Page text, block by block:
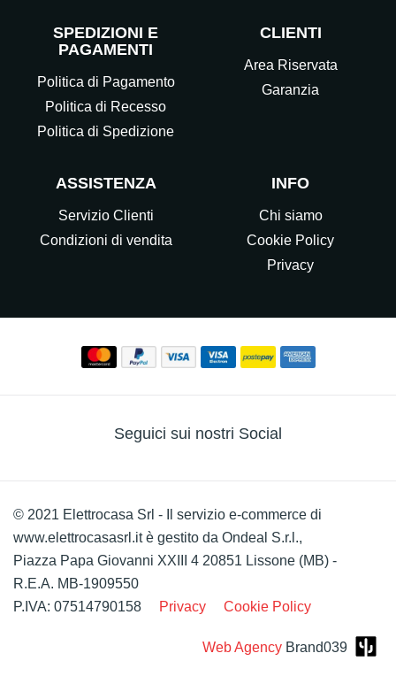
SPEDIZIONI E
PAGAMENTI
Politica di Pagamento
Politica di Recesso
Politica di Spedizione
CLIENTI
Area Riservata
Garanzia
ASSISTENZA
Servizio Clienti
Condizioni di vendita
INFO
Chi siamo
Cookie Policy
Privacy
Seguici sui nostri Social
© 2021 Elettrocasa Srl - Il servizio e-commerce di
www.elettrocasasrl.it è gestito da Ondeal S.r.l.,
Piazza Papa Giovanni XXIII 4 20851 Lissone (MB) -
R.E.A. MB-1909550
P.IVA: 07514790158
Privacy Cookie Policy
Web Agency Brand039